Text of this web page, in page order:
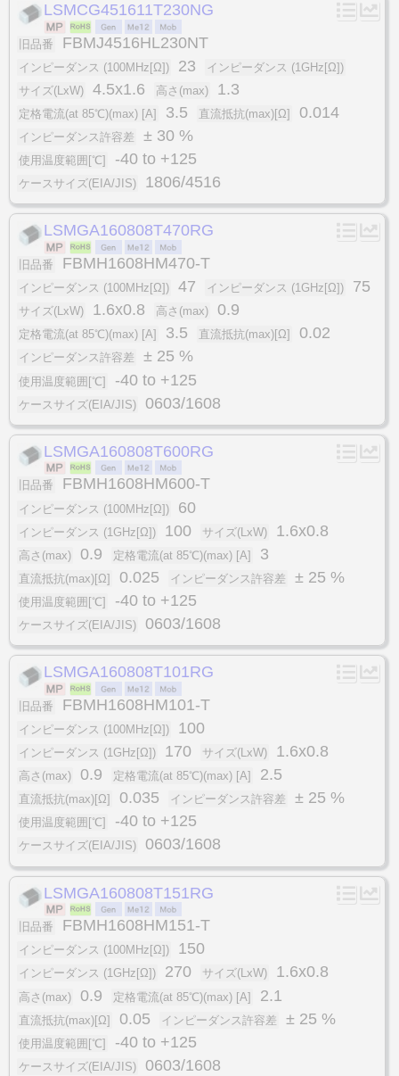
LSMCG451611T230NG
旧品番 FBMJ4516HL230NT
インピーダンス (100MHz[Ω]) 23
インピーダンス (1GHz[Ω])
サイズ(LxW)
4.5x1.6 高さ(max) 1.3
定格電流(at 85℃)(max) [A] 3.5 直流抵抗(max)[Ω] 0.014
インピーダンス許容差 ± 30 %
使用温度範囲[℃] -40 to +125
ケースサイズ(EIA/JIS) 1806/4516
LSMGA160808T470RG
旧品番 FBMH1608HM470-T
インピーダンス (100MHz[Ω]) 47 インピーダンス (1GHz[Ω]) 75
サイズ(LxW) 1.6x0.8 高さ(max) 0.9
定格電流(at 85℃)(max) [A] 3.5 直流抵抗(max)[Ω] 0.02
インピーダンス許容差 ± 25 %
使用温度範囲[℃] -40 to +125
ケースサイズ(EIA/JIS) 0603/1608
LSMGA160808T600RG
旧品番 FBMH1608HM600-T
インピーダンス (100MHz[Ω]) 60
インピーダンス (1GHz[Ω]) 100 サイズ(LxW) 1.6x0.8
高さ(max) 0.9 定格電流(at 85℃)(max) [A] 3
直流抵抗(max)[Ω] 0.025 インピーダンス許容差 ± 25 %
使用温度範囲[℃] -40 to +125
ケースサイズ(EIA/JIS) 0603/1608
LSMGA160808T101RG
旧品番 FBMH1608HM101-T
インピーダンス (100MHz[Ω]) 100
インピーダンス (1GHz[Ω]) 170 サイズ(LxW) 1.6x0.8
高さ(max) 0.9 定格電流(at 85℃)(max) [A] 2.5
直流抵抗(max)[Ω] 0.035 インピーダンス許容差 ± 25 %
使用温度範囲[℃] -40 to +125
ケースサイズ(EIA/JIS) 0603/1608
LSMGA160808T151RG
旧品番 FBMH1608HM151-T
インピーダンス (100MHz[Ω]) 150
インピーダンス (1GHz[Ω]) 270 サイズ(LxW) 1.6x0.8
高さ(max) 0.9 定格電流(at 85℃)(max) [A] 2.1
直流抵抗(max)[Ω] 0.05 インピーダンス許容差 ± 25 %
使用温度範囲[℃] -40 to +125
ケースサイズ(EIA/JIS) 0603/1608